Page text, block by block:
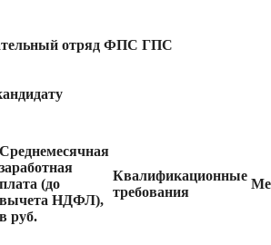
отряд ФПС ГПС
Среднемесячная
заработная
плата (до
вычета НДФЛ),
в руб.
Квалификационные
требования